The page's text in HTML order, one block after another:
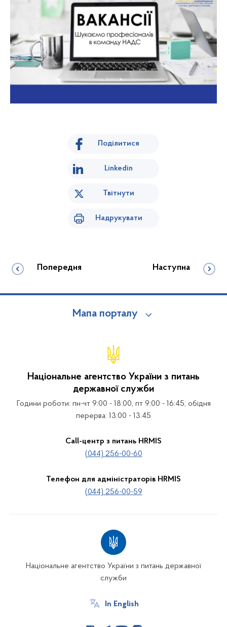
Поділитися
Linkedin
Твітнути
Надрукувати
Попередня Наступна
Мапа порталу
Національне агентство України з питань
державної служби
Години роботи: пн-чт 9:00 - 18:00, пт 9:00 - 16:45, обідня
перерва: 13:00 - 13:45
Call-центр з питань HRMIS
(044) 256-00-60
Телефон для адміністраторів HRMIS
(044) 256-00-59
Національне агентство України з питань державної
служби
In English